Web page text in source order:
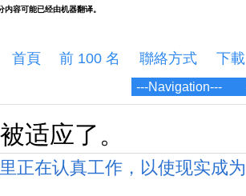
首頁 前 100 名 聯絡方式 下載
适应了。
正在认真工作，以使现实成为